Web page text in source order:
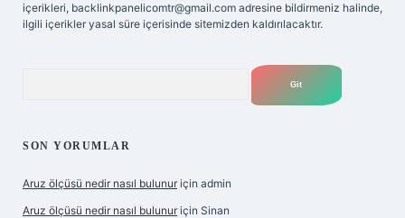
içerikleri, backlinkpanelicomtr@gmail.com adresine bildirmeniz halinde,
ilgili içerikler yasal süre içerisinde sitemizden kaldırılacaktır.
SON YORUMLAR
Aruz ölçüsü nedir nasıl bulunur için admin
Aruz ölçüsü nedir nasıl bulunur için Sinan